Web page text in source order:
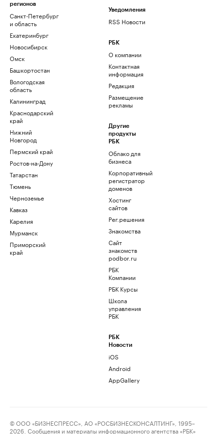
регионов
Санкт-Петербург
и область
Екатеринбург
Новосибирск
Омск
Башкортостан
Вологодская
область
Калининград
Краснодарский
край
Нижний
Новгород
Пермский край
Ростов-на-Дону
Татарстан
Тюмень
Черноземье
Кавказ
Карелия
Мурманск
Приморский
край
Уведомления
RSS Новости
РБК
О компании
Контактная
информация
Редакция
Размещение
рекламы
Другие
продукты
РБК
Облако для
бизнеса
Корпоративный
регистратор
доменов
Хостинг
сайтов
Рег.решения
Знакомства
Сайт
знакомств
podbor.ru
РБК
Компании
РБК Курсы
Школа
управления
РБК
РБК
Новости
iOS
Android
AppGallery
© ООО «БИЗНЕСПРЕСС», АО «РОСБИЗНЕСКОНСАЛТИНГ», 1995–
2026. Сообщения и материалы информационного агентства «РБК»